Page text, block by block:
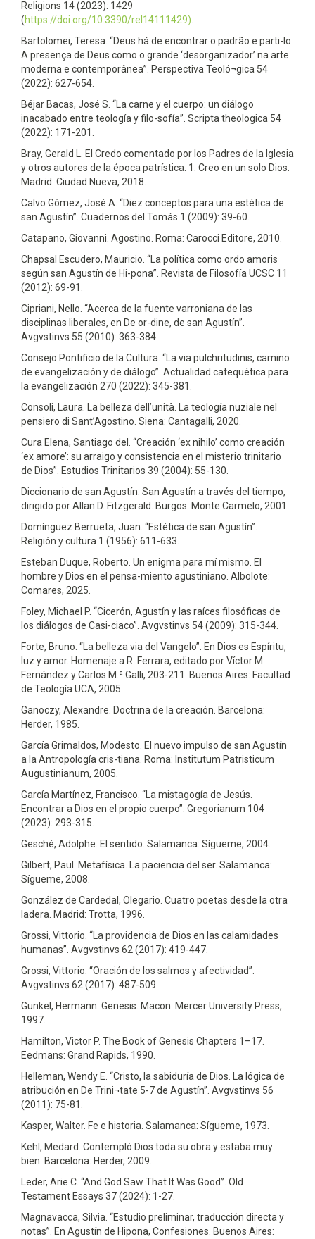
Religions 14 (2023): 1429
(https://doi.org/10.3390/rel14111429)
Bartolomei, Teresa. “Deus há de encontrar o padrão e parti-lo.
A presença de Deus como o grande ‘desorganizador’ na arte
moderna e contemporânea”. Perspectiva Teoló¬gica 54
(2022): 627-654.
Béjar Bacas, José S. “La carne y el cuerpo: un diálogo
inacabado entre teología y filo-sofía”. Scripta theologica 54
(2022): 171-201.
Bray, Gerald L. El Credo comentado por los Padres de la Iglesia
y otros autores de la época patrística. 1. Creo en un solo Dios.
Madrid: Ciudad Nueva, 2018.
Calvo Gómez, José A. “Diez conceptos para una estética de
san Agustín”. Cuadernos del Tomás 1 (2009): 39-60.
Catapano, Giovanni. Agostino. Roma: Carocci Editore, 2010.
Chapsal Escudero, Mauricio. “La política como ordo amoris
según san Agustín de Hi-pona”. Revista de Filosofía UCSC 11
(2012): 69-91.
Cipriani, Nello. “Acerca de la fuente varroniana de las
disciplinas liberales, en De or-dine, de san Agustín”.
Avgvstinvs 55 (2010): 363-384.
Consejo Pontificio de la Cultura. “La via pulchritudinis, camino
de evangelización y de diálogo”. Actualidad catequética para
la evangelización 270 (2022): 345-381.
Consoli, Laura. La belleza dell’unità. La teología nuziale nel
pensiero di Sant’Agostino. Siena: Cantagalli, 2020.
Cura Elena, Santiago del. “Creación ‘ex nihilo’ como creación
‘ex amore’: su arraigo y consistencia en el misterio trinitario
de Dios”. Estudios Trinitarios 39 (2004): 55-130.
Diccionario de san Agustín. San Agustín a través del tiempo,
dirigido por Allan D. Fitzgerald. Burgos: Monte Carmelo, 2001.
Domínguez Berrueta, Juan. “Estética de san Agustín”.
Religión y cultura 1 (1956): 611-633.
Esteban Duque, Roberto. Un enigma para mí mismo. El
hombre y Dios en el pensa-miento agustiniano. Albolote:
Comares, 2025.
Foley, Michael P. “Cicerón, Agustín y las raíces filosóficas de
los diálogos de Casi-ciaco”. Avgvstinvs 54 (2009): 315-344.
Forte, Bruno. “La belleza via del Vangelo”. En Dios es Espíritu,
luz y amor. Homenaje a R. Ferrara, editado por Víctor M.
Fernández y Carlos M.ª Galli, 203-211. Buenos Aires: Facultad
de Teología UCA, 2005.
Ganoczy, Alexandre. Doctrina de la creación. Barcelona:
Herder, 1985.
García Grimaldos, Modesto. El nuevo impulso de san Agustín
a la Antropología cris-tiana. Roma: Institutum Patristicum
Augustinianum, 2005.
García Martínez, Francisco. “La mistagogía de Jesús.
Encontrar a Dios en el propio cuerpo”. Gregorianum 104
(2023): 293-315.
Gesché, Adolphe. El sentido. Salamanca: Sígueme, 2004.
Gilbert, Paul. Metafísica. La paciencia del ser. Salamanca:
Sígueme, 2008.
González de Cardedal, Olegario. Cuatro poetas desde la otra
ladera. Madrid: Trotta, 1996.
Grossi, Vittorio. “La providencia de Dios en las calamidades
humanas”. Avgvstinvs 62 (2017): 419-447.
Grossi, Vittorio. “Oración de los salmos y afectividad”.
Avgvstinvs 62 (2017): 487-509.
Gunkel, Hermann. Genesis. Macon: Mercer University Press,
1997.
Hamilton, Victor P. The Book of Genesis Chapters 1–17.
Eedmans: Grand Rapids, 1990.
Helleman, Wendy E. “Cristo, la sabiduría de Dios. La lógica de
atribución en De Trini¬tate 5-7 de Agustín”. Avgvstinvs 56
(2011): 75-81.
Kasper, Walter. Fe e historia. Salamanca: Sígueme, 1973.
Kehl, Medard. Contempló Dios toda su obra y estaba muy
bien. Barcelona: Herder, 2009.
Leder, Arie C. “And God Saw That It Was Good”. Old
Testament Essays 37 (2024): 1-27.
Magnavacca, Silvia. “Estudio preliminar, traducción directa y
notas”. En Agustín de Hipona, Confesiones. Buenos Aires: